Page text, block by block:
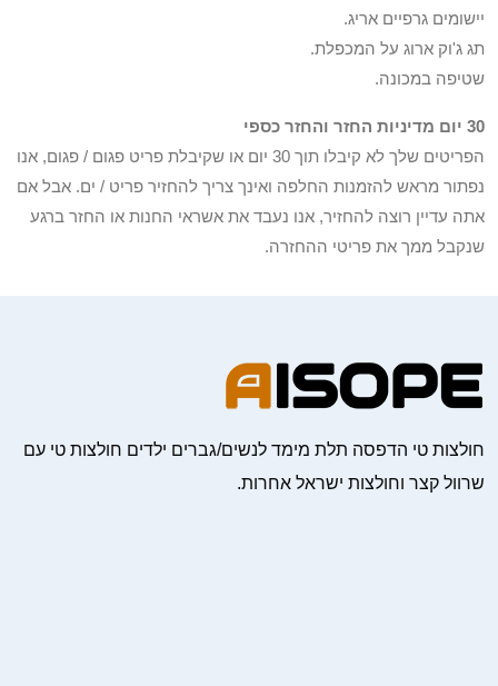
יישומים גרפיים אריג.
תג ג'וק ארוג על המכפלת.
שטיפה במכונה.
30 יום מדיניות החזר והחזר כספי
הפריטים שלך לא קיבלו תוך 30 יום או שקיבלת פריט פגום / פגום, אנו
נפתור מראש להזמנות החלפה ואינך צריך להחזיר פריט / ים. אבל אם
אתה עדיין רוצה להחזיר, אנו נעבד את אשראי החנות או החזר ברגע
שנקבל ממך את פריטי ההחזרה.
חולצות טי הדפסה תלת מימד לנשים/גברים ילדים חולצות טי עם
שרוול קצר וחולצות ישראל אחרות.